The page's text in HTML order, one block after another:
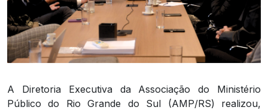
A Diretoria Executiva da Associação do Ministério
Público do Rio Grande do Sul (AMP/RS) realizou,